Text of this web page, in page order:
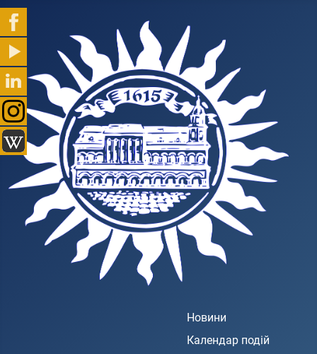
Новини
Календар подій